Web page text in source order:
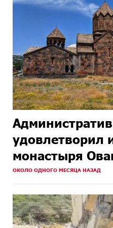
удовлетворил
монастыря
ОКОЛО ОДНОГО МЕСЯЦА НАЗАД